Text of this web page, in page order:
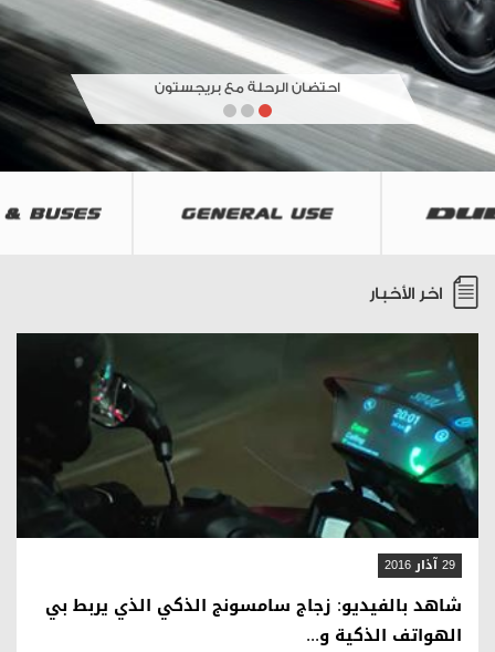
احتضان الرحلة مع بريجستون
اخر الأخبار
29 آذار 2016
شاهد بالفيديو: زجاج سامسونج الذكي الذي يربط بي
الهواتف الذكية و...